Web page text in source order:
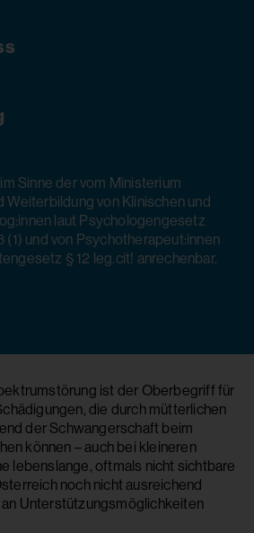
Sinne der vom Ministerium
von Klinischen und
laut Psychologengesetz
(1) und von Psychotherapeut:innen
§ 12 leg.cit! anrechenbar.
ist der Oberbegriff für
die durch mütterlichen
der Schwangerschaft beim
können – auch bei kleineren
lebenslange, oftmals nicht sichtbare
noch nicht ausreichend
Unterstützungsmöglichkeiten